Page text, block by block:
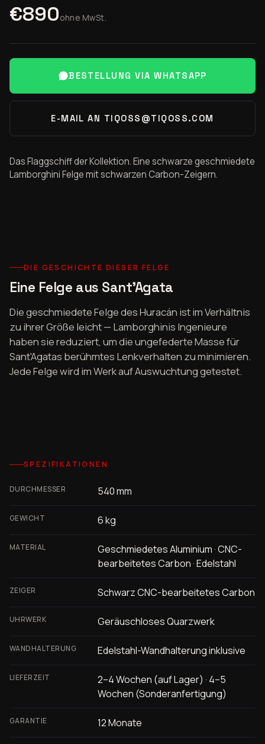
€890ohne MwSt.
BESTELLUNG VIA WHATSAPP
E-MAIL AN TIQOSS@TIQOSS.COM
Das Flaggschiff der Kollektion. Eine schwarze geschmiedete
Lamborghini Felge mit schwarzen Carbon-Zeigern.
DIE GESCHICHTE DIESER FELGE
Eine Felge aus Sant'Agata
Die geschmiedete Felge des Huracán ist im Verhältnis
zu ihrer Größe leicht — Lamborghinis Ingenieure
haben sie reduziert, um die ungefederte Masse für
Sant'Agatas berühmtes Lenkverhalten zu minimieren.
Jede Felge wird im Werk auf Auswuchtung getestet.
SPEZIFIKATIONEN
DURCHMESSER 540 mm
GEWICHT 6 kg
MATERIAL
Geschmiedetes Aluminium · CNC-
bearbeitetes Carbon · Edelstahl
ZEIGER Schwarz CNC-bearbeitetes Carbon
UHRWERK Geräuschloses Quarzwerk
WANDHALTERUNG Edelstahl-Wandhalterung inklusive
LIEFERZEIT
2–4 Wochen (auf Lager) · 4–5
Wochen (Sonderanfertigung)
GARANTIE 12 Monate